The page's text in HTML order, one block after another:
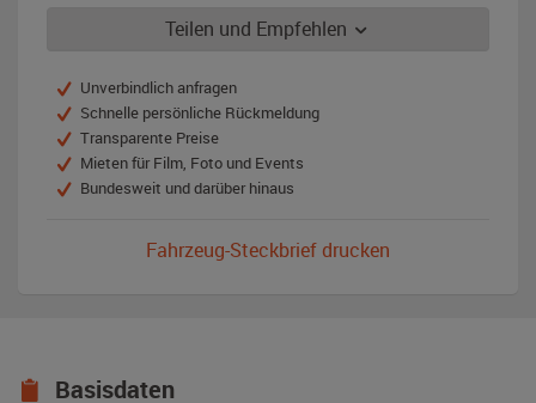
Teilen und Empfehlen
Unverbindlich anfragen
Schnelle persönliche Rückmeldung
Transparente Preise
Mieten für Film, Foto und Events
Bundesweit und darüber hinaus
Fahrzeug-Steckbrief drucken
Basisdaten